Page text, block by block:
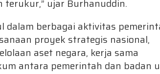
ujar Burhanuddin.
dalam berbagai aktivitas
proyek strategis nasional,
aset negara, kerja sama
antara pemerintah dan badan